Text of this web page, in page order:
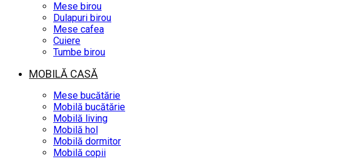
Mese birou
Dulapuri birou
Mese cafea
Cuiere
Tumbe birou
MOBILĂ CASĂ
Mese bucătărie
Mobilă bucătărie
Mobilă living
Mobilă hol
Mobilă dormitor
Mobilă copii